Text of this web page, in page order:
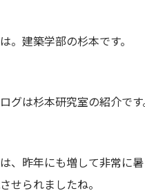
。建築学部の杉本です。
グは杉本研究室の紹介です
、昨年にも増して非常に
せられましたね。